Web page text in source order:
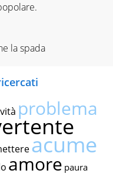
la spada
problema
acume
amore paura